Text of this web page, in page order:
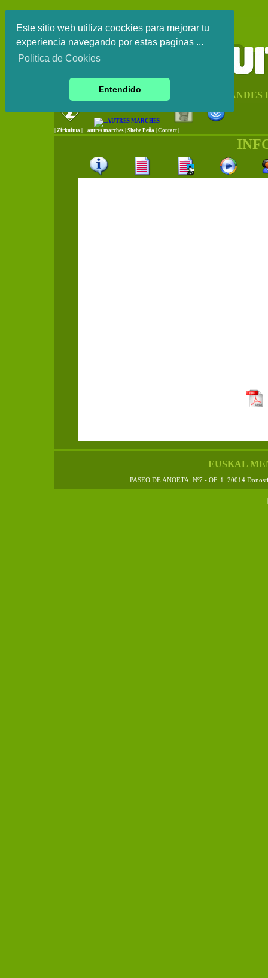
Este sitio web utiliza coockies para mejorar tu
experiencia navegando por estas paginas ...
Politica de Cookies
Entendido
CIRCUIT DE
Zirkuitua ...autres marches Shebe Peña Contact
EUSKAL
PASEO DE ANOETA, Nº7 - OF. 1. 20014